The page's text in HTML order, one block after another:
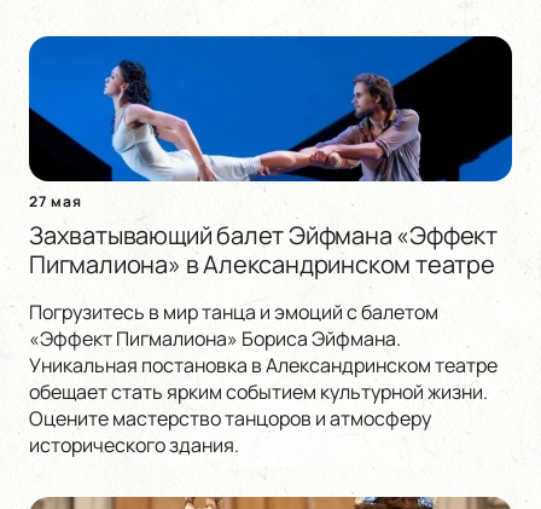
27 мая
Захватывающий балет Эйфмана «Эффект
Пигмалиона» в Александринском театре
Погрузитесь в мир танца и эмоций с балетом
«Эффект Пигмалиона» Бориса Эйфмана.
Уникальная постановка в Александринском театре
обещает стать ярким событием культурной жизни.
Оцените мастерство танцоров и атмосферу
исторического здания.